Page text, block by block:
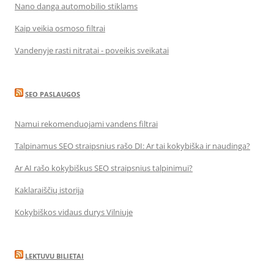
Nano danga automobilio stiklams
Kaip veikia osmoso filtrai
Vandenyje rasti nitratai - poveikis sveikatai
SEO PASLAUGOS
Namui rekomenduojami vandens filtrai
Talpinamus SEO straipsnius rašo DI: Ar tai kokybiška ir naudinga?
Ar AI rašo kokybiškus SEO straipsnius talpinimui?
Kaklaraiščių istorija
Kokybiškos vidaus durys Vilniuje
LEKTUVU BILIETAI